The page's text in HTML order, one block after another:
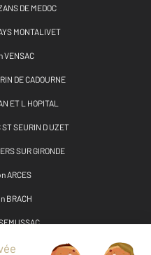
DE MEDOC
MONTALIVET
VENSAC
DE CADOURNE
ET L HOPITAL
SEURIN D UZET
SUR GIRONDE
ARCES
BRACH
COZES